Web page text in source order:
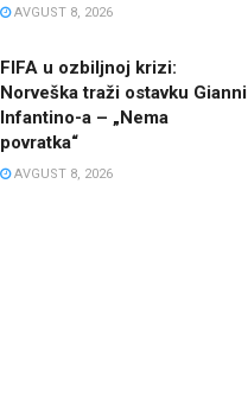
AVGUST 8, 2026
FIFA u ozbiljnoj krizi:
Norveška traži ostavku Gianni
Infantino-a – „Nema
povratka“
AVGUST 8, 2026